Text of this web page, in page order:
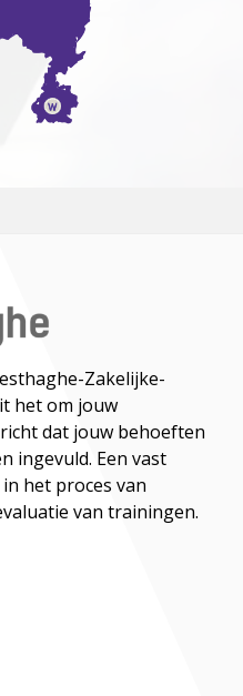
Zakelijke-
het om jouw
dat jouw behoeften
ingevuld. Een vast
het proces van
van trainingen.